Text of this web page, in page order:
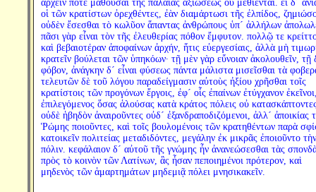
ἄρχειν ποτὲ μαθοῦσαι τῆς παλαιᾶς ἀξιώσεως οὐ μεθίενται. εἰ δ´
οἱ τῶν κρατίστων ὀρεχθέντες, ἐὰν διαμάρτωσι τῆς ἐλπίδος,
οὐδὲν ἔσεσθαι τὸ κωλῦον ἅπαντας ἀνθρώπους ὑπ´ ἀλλήλων
πᾶσι γὰρ εἶναι τὸν τῆς ἐλευθερίας πόθον ἔμφυτον. πολλῷ τε
καὶ βεβαιοτέραν ἀποφαίνων ἀρχήν, ἥτις εὐεργεσίαις, ἀλλὰ μὴ
κρατεῖν βούλεται τῶν ὑπηκόων· τῇ μὲν γὰρ εὔνοιαν ἀκολουθεῖν, τῇ
φόβον, ἀνάγκην δ´ εἶναι φύσεως πάντα μάλιστα μισεῖσθαι τὰ
τελευτῶν δὲ τοῦ λόγου παραδείγμασιν αὐτοὺς ἠξίου χρῆσθαι τοῖς
κρατίστοις τῶν προγόνων ἔργοις, ἐφ´ οἷς ἐπαίνων ἐτύγχανον
ἐπιλεγόμενος ὅσας ἁλούσας κατὰ κράτος πόλεις οὐ
οὐδὲ ἡβηδὸν ἀναιροῦντες οὐδ´ ἐξανδραποδιζόμενοι, ἀλλ´ ἀποικίας
Ῥώμης ποιοῦντες, καὶ τοῖς βουλομένοις τῶν κρατηθέντων παρὰ
κατοικεῖν πολιτείας μεταδιδόντες, μεγάλην ἐκ μικρᾶς ἐποιοῦντο τὴν
πόλιν. κεφάλαιον δ´ αὐτοῦ τῆς γνώμης ἦν ἀνανεώσεσθαι τὰς
πρὸς τὸ κοινὸν τῶν Λατίνων, ἃς ἦσαν πεποιημένοι πρότερον, καὶ
μηδενὸς τῶν ἁμαρτημάτων μηδεμιᾷ πόλει μνησικακεῖν.